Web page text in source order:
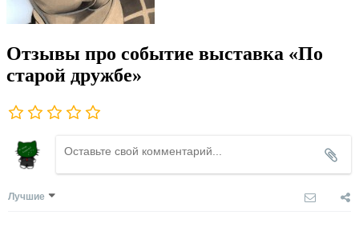
Отзывы про событие выставка «По
старой дружбе»
Лучшие